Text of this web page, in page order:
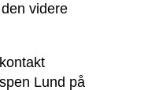
videre
Lund på